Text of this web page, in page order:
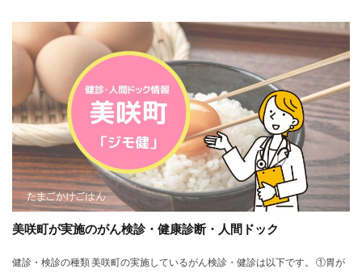
美咲町が実施のがん検診・健康診断・人間ドック
健診・検診の種類 美咲町の実施しているがん検診・健診は以下です。 ①胃が